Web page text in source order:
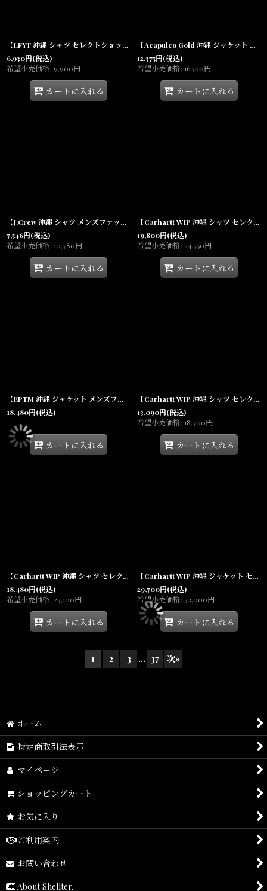
【LFYT 沖縄 シャツ セレクトショップ 通販】College Color S/S Big Polo Shirts カレッジ 半袖 ビッグ ポロシャツ
6,930円(税込)
希望小売価格: 9,900円
カートに入れる
【Acapulco Gold 沖縄 ジャケット セレクトショップ】 Knight Logo Nylon Coach Jacket Black/Gold ナイロン コーチジャケット ブラック メンズ
12,375円(税込)
希望小売価格: 16,500円
カートに入れる
【J.Crew 沖縄 シャツ メンズファッション 通販】Rugged Flannel Elbow Patch Check Shirt Slim Fit エルボー パッチ フランネル
7,546円(税込)
希望小売価格: 10,780円
カートに入れる
【Carhartt WIP 沖縄 シャツ セレクトショップ】Catalogue S/S Allover Shirt カタログ 半袖 オールオーバープリント
19,800円(税込)
希望小売価格: 24,750円
カートに入れる
【EPTM 沖縄 ジャケット メンズファッション 通販】Desert Camo Canvas Cotton Jacket デザート カモ キャンバス
18,480円(税込)
カートに入れる
【Carhartt WIP 沖縄 シャツ セレクトショップ】Linus Stripe S/S Shirt 半袖 ストライプシャツ ルーズフィット
13,090円(税込)
希望小売価格: 18,700円
カートに入れる
【Carhartt WIP 沖縄 シャツ セレクトショップ 通販】Checker S/S Knit Polo Olive チェッカー 半袖 コットンニット ポロ
18,480円(税込)
希望小売価格: 23,100円
カートに入れる
【Carhartt WIP 沖縄 ジャケット セレクトショップ】Carhartt WIP Springfield Vest Black / Misty Grey スプリングフィールド ベスト
29,700円(税込)
希望小売価格: 33,000円
カートに入れる
1 2 3 ... 37 次»
ホーム
特定商取引法表示
マイページ
ショッピングカート
お気に入り
ご利用案内
お問い合わせ
About Shellter.